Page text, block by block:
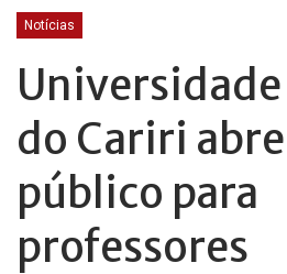
Notícias
Universidade
do Cariri
público para
professores